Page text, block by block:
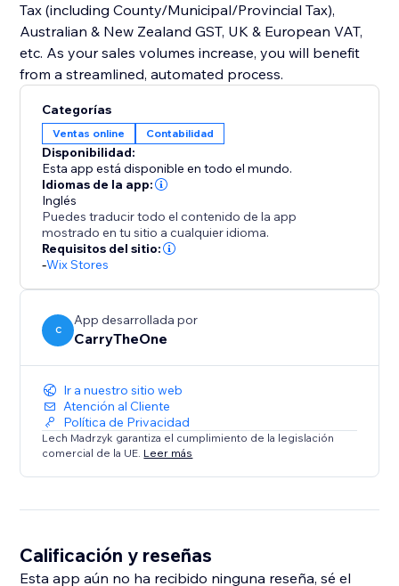
Tax (including County/Municipal/Provincial Tax),
Australian & New Zealand GST, UK & European VAT,
etc. As your sales volumes increase, you will benefit
from a streamlined, automated process.
Categorías
Ventas online Contabilidad
Disponibilidad:
Esta app está disponible en todo el mundo.
Idiomas de la app:
Inglés
Puedes traducir todo el contenido de la app
mostrado en tu sitio a cualquier idioma.
Requisitos del sitio:
-Wix Stores
C
App desarrollada por
CarryTheOne
Ir a nuestro sitio web
Atención al Cliente
Política de Privacidad
Lech Madrzyk garantiza el cumplimiento de la legislación
comercial de la UE. Leer más
Calificación y reseñas
Esta app aún no ha recibido ninguna reseña, sé el